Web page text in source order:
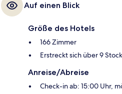
Auf einen Blick
Größe des Hotels
166 Zimmer
Erstreckt sich über 9
Anreise/Abreise
Check-in ab: 15:00 Uhr,